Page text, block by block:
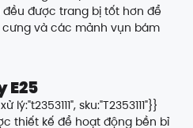
được trang bị tốt hơn để
và các mảnh vụn bám
E25
sku:"T2353111"}}
thiết kế để hoạt động bền bỉ